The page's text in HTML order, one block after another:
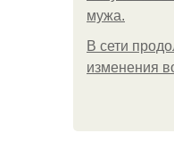
мужа.
В сети
изменения